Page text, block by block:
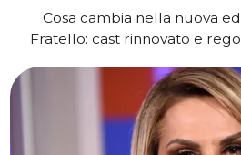
Cosa cambia nella nuova
Fratello: cast rinnovato e